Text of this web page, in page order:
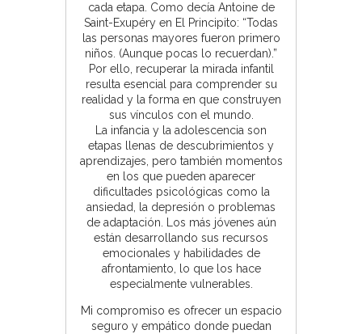
cada etapa. Como decía Antoine de
Saint-Exupéry en El Principito: “Todas
las personas mayores fueron primero
niños. (Aunque pocas lo recuerdan).”
Por ello, recuperar la mirada infantil
resulta esencial para comprender su
realidad y la forma en que construyen
sus vínculos con el mundo.
La infancia y la adolescencia son
etapas llenas de descubrimientos y
aprendizajes, pero también momentos
en los que pueden aparecer
dificultades psicológicas como la
ansiedad, la depresión o problemas
de adaptación. Los más jóvenes aún
están desarrollando sus recursos
emocionales y habilidades de
afrontamiento, lo que los hace
especialmente vulnerables.
Mi compromiso es ofrecer un espacio
seguro y empático donde puedan